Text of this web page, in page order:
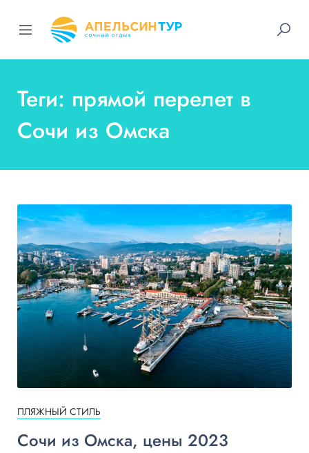
Теги: прямой перелет в
Сочи из Омска
ПЛЯЖНЫЙ СТИЛЬ
Сочи из Омска, цены 2023